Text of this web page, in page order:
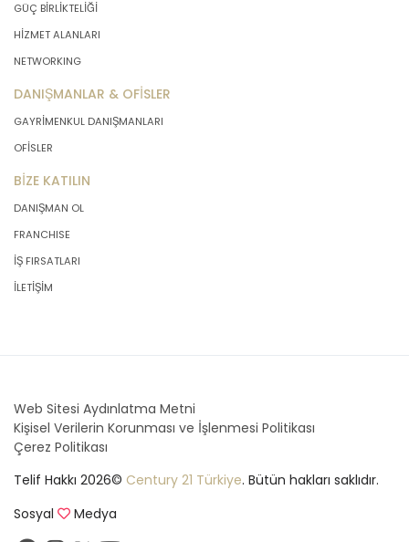
GÜÇ BİRLİKTELİĞİ
HİZMET ALANLARI
NETWORKING
DANIŞMANLAR & OFİSLER
GAYRİMENKUL DANIŞMANLARI
OFİSLER
BİZE KATILIN
DANIŞMAN OL
FRANCHISE
İŞ FIRSATLARI
İLETİŞİM
Web Sitesi Aydınlatma Metni
Kişisel Verilerin Korunması ve İşlenmesi Politikası
Çerez Politikası
Telif Hakkı 2026© Century 21 Türkiye. Bütün hakları saklıdır.
Sosyal
Medya